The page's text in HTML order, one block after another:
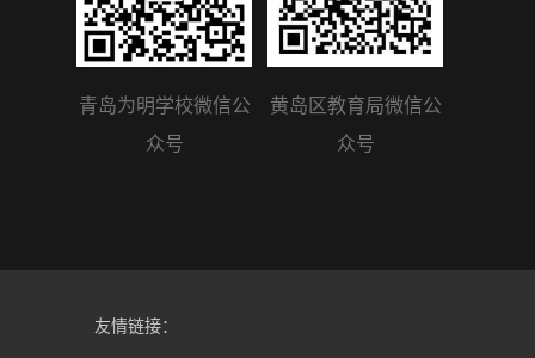
青岛为明学校微信公
众号
黄岛区教育局微信公
众号
友情链接：